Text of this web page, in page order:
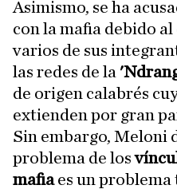
Asimismo, se ha
con la mafia debido
varios de sus
las redes de la
de origen calabrés
extienden por gran
Sin embargo, Meloni
problema de los
mafiaes un problema